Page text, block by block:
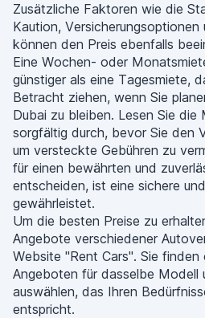
Zusätzliche Faktoren wie die
Kaution, Versicherungsoptionen
können den Preis ebenfalls
Eine Wochen- oder
günstiger als eine Tagesmiete,
Betracht ziehen, wenn Sie
Dubai zu bleiben. Lesen Sie die
sorgfältig durch, bevor Sie den
um versteckte Gebühren zu
für einen bewährten und
entscheiden, ist eine sichere
gewährleistet.
Um die besten Preise zu
Angebote verschiedener
Website "Rent Cars". Sie finden
Angeboten für dasselbe Modell
auswählen, das Ihren
entspricht.